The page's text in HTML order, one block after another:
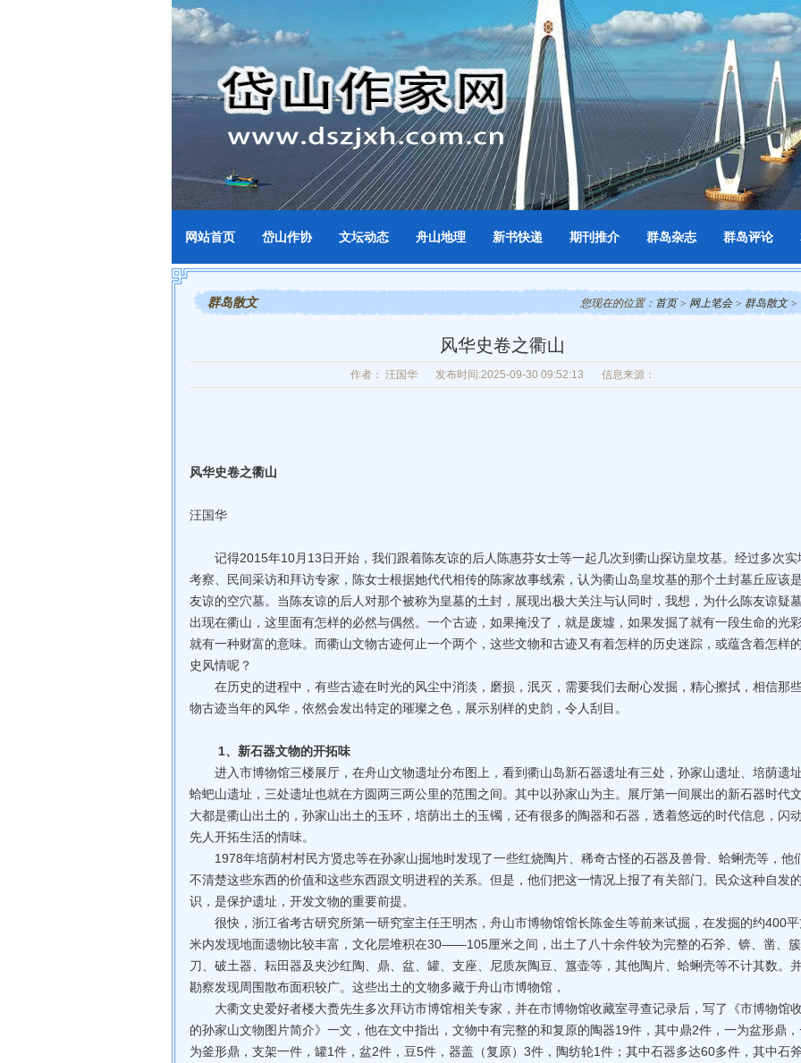
网站首页 岱山作协 文坛动态 舟山地理 新书快递 期刊推介 群岛杂志 群岛评论
您现在的位置： 首页> 网上笔会> 群岛散文>
群岛散文
风华史卷之衢山
作者： 汪国华 发布时间:2025-09-30 09:52:13 信息来源：
风华史卷之衢山
汪国华
记得2015年10月13日开始，我们跟着陈友谅的后人陈惠芬女士等一起几次到衢山探访皇坟基。经过多次实
考察、民间采访和拜访专家，陈女士根据她代代相传的陈家故事线索，认为衢山岛皇坟基的那个土封墓丘应该
友谅的空穴墓。当陈友谅的后人对那个被称为皇墓的土封，展现出极大关注与认同时，我想，为什么陈友谅疑
出现在衢山，这里面有怎样的必然与偶然。一个古迹，如果掩没了，就是废墟，如果发掘了就有一段生命的光彩
就有一种财富的意味。而衢山文物古迹何止一个两个，这些文物和古迹又有着怎样的历史迷踪，或蕴含着怎样
史风情呢？
在历史的进程中，有些古迹在时光的风尘中消淡，磨损，泯灭，需要我们去耐心发掘，精心擦拭，相信那
物古迹当年的风华，依然会发出特定的璀璨之色，展示别样的史韵，令人刮目。
1、新石器文物的开拓味
进入市博物馆三楼展厅，在舟山文物遗址分布图上，看到衢山岛新石器遗址有三处，孙家山遗址、培荫遗址
蛤蚆山遗址，三处遗址也就在方圆两三两公里的范围之间。其中以孙家山为主。展厅第一间展出的新石器时代
大都是衢山出土的，孙家山出土的玉环，培荫出土的玉镯，还有很多的陶器和石器，透着悠远的时代信息，闪
先人开拓生活的情味。
1978年培荫村村民方贤忠等在孙家山掘地时发现了一些红烧陶片、稀奇古怪的石器及兽骨、蛤蜊壳等，他
不清楚这些东西的价值和这些东西跟文明进程的关系。但是，他们把这一情况上报了有关部门。民众这种自发
识，是保护遗址，开发文物的重要前提。
很快，浙江省考古研究所第一研究室主任王明杰，舟山市博物馆馆长陈金生等前来试掘，在发掘的约400
米内发现地面遗物比较丰富，文化层堆积在30——105厘米之间，出土了八十余件较为完整的石斧、锛、凿、簇
刀、破土器、耘田器及夹沙红陶、鼎、盆、罐、支座、尼质灰陶豆、簋壶等，其他陶片、蛤蜊壳等不计其数。
勘察发现周围散布面积较广。这些出土的文物多藏于舟山市博物馆，
大衢文史爱好者楼大赉先生多次拜访市博馆相关专家，并在市博物馆收藏室寻查记录后，写了《市博物馆
的孙家山文物图片简介》一文，他在文中指出，文物中有完整的和复原的陶器19件，其中鼎2件，一为盆形鼎
为釜形鼎，支架一件，罐1件，盆2件，豆5件，器盖（复原）3件，陶纺轮1件；其中石器多达60多件，其中石